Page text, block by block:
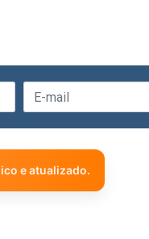
e atualizado.